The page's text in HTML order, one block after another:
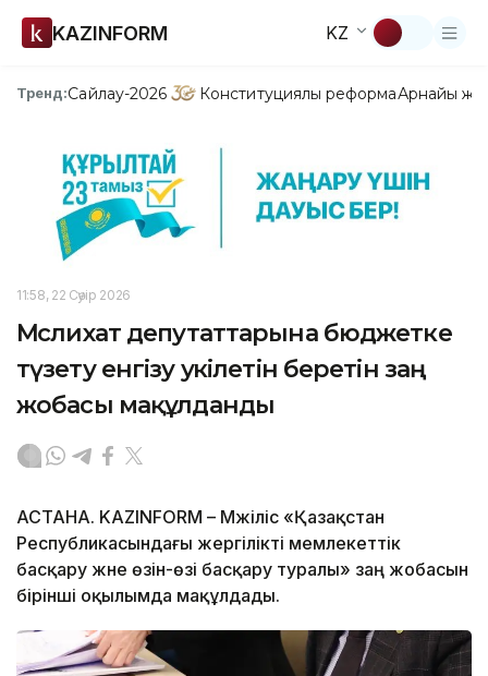
KAZINFORM KZ
Тренд:Сайлау-2026 Конституциялық реформаАрнайы
11:58, 22 Сәуір 2026
Мәслихат депутаттарына бюджетке
түзету енгізу уәкілетін беретін заң
жобасы мақұлданды
АСТАНА. KAZINFORM – Мәжіліс «Қазақстан
Республикасындағы жергілікті мемлекеттік
басқару және өзін-өзі басқару туралы» заң жобасын
бірінші оқылымда мақұлдады.